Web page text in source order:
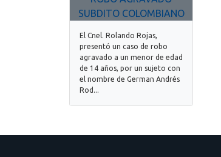
El Cnel. Rolando Rojas,
presentó un caso de robo
agravado a un menor de edad
de 14 años, por un sujeto con
el nombre de German Andrés
Rod...